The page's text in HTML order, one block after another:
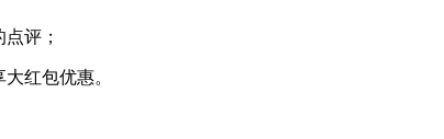
评；
红包优惠。